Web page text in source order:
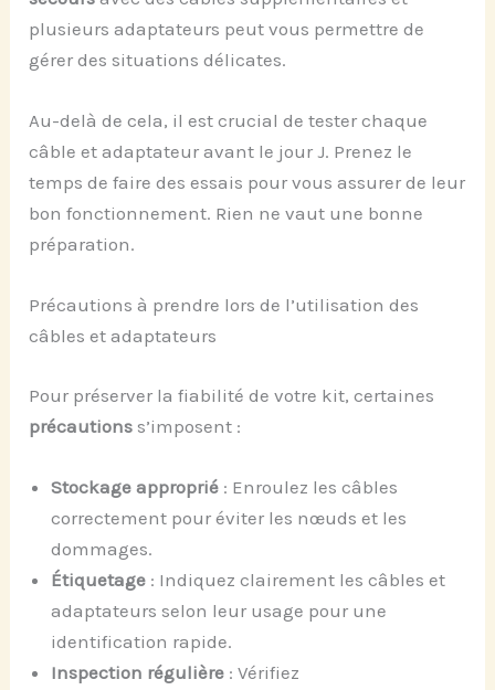
plusieurs adaptateurs peut vous permettre de
gérer des situations délicates.
Au-delà de cela, il est crucial de tester chaque
câble et adaptateur avant le jour J. Prenez le
temps de faire des essais pour vous assurer de leur
bon fonctionnement. Rien ne vaut une bonne
préparation.
Précautions à prendre lors de l’utilisation des
câbles et adaptateurs
Pour préserver la fiabilité de votre kit, certaines
précautions s’imposent :
Stockage approprié : Enroulez les câbles
correctement pour éviter les nœuds et les
dommages.
Étiquetage : Indiquez clairement les câbles et
adaptateurs selon leur usage pour une
identification rapide.
Inspection régulière : Vérifiez